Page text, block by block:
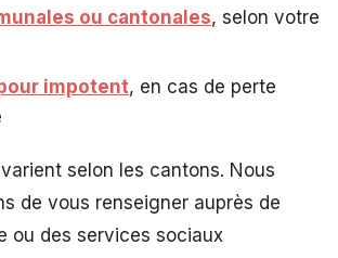
ou cantonales, selon votre
impotent, en cas de perte
selon les cantons. Nous
de vous renseigner auprès de
ou des services sociaux